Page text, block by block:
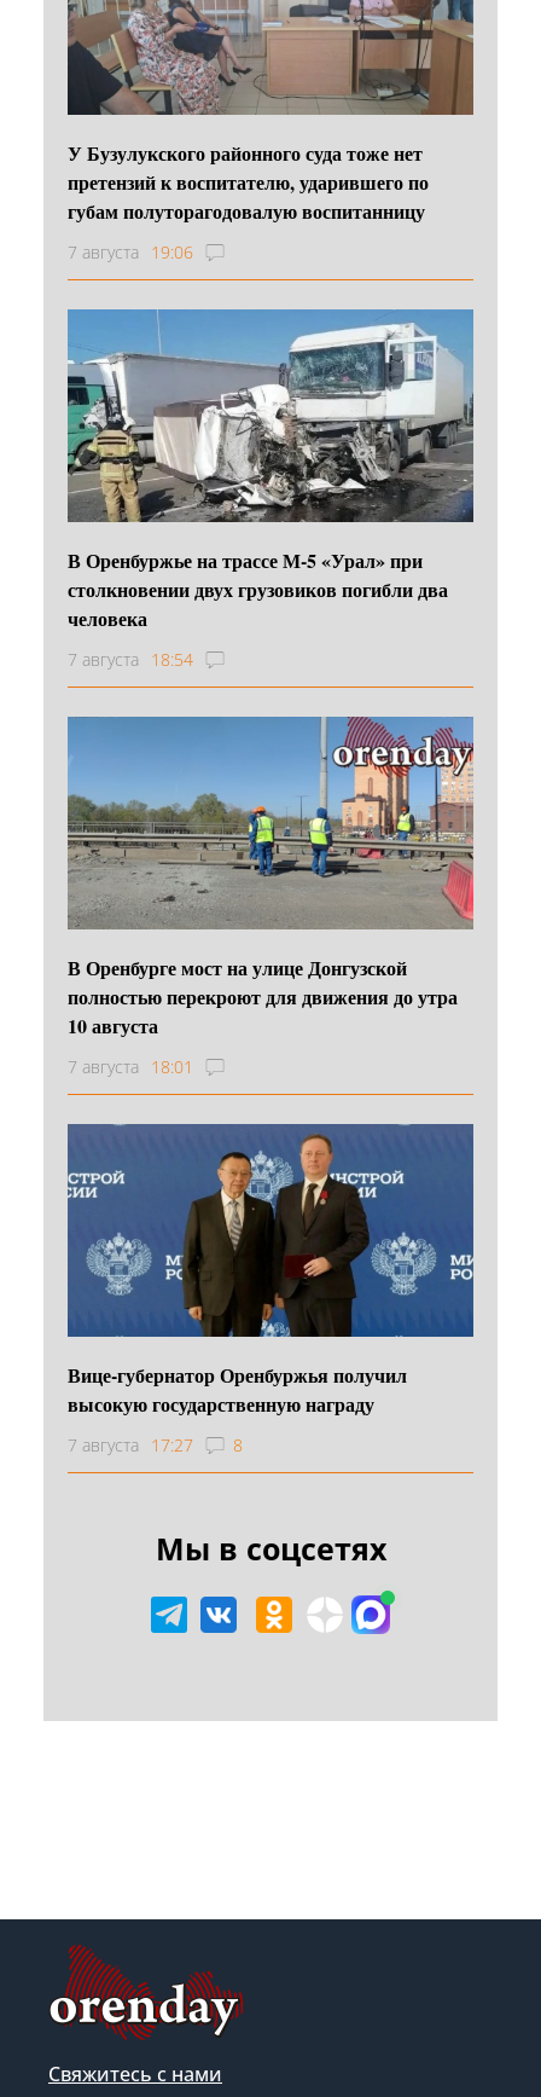
У Бузулукского районного суда тоже нет
претензий к воспитателю, ударившего по
губам полуторагодовалую воспитанницу
7 августа 19:06
В Оренбуржье на трассе М-5 «Урал» при
столкновении двух грузовиков погибли два
человека
7 августа 18:54
В Оренбурге мост на улице Донгузской
полностью перекроют для движения до утра
10 августа
7 августа 18:01
Вице-губернатор Оренбуржья получил
высокую государственную награду
7 августа 17:27 8
Мы в соцсетях
Свяжитесь с нами